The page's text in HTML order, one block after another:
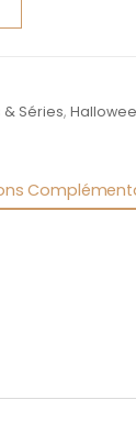
& Séries,